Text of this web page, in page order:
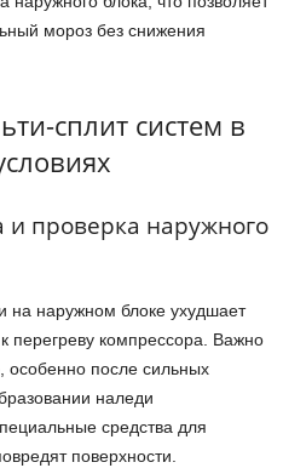
мороз без снижения
сплит систем в
и проверка наружного
на наружном блоке ухудшает
перегреву компрессора. Важно
особенно после сильных
наледи
средства для
поверхности.